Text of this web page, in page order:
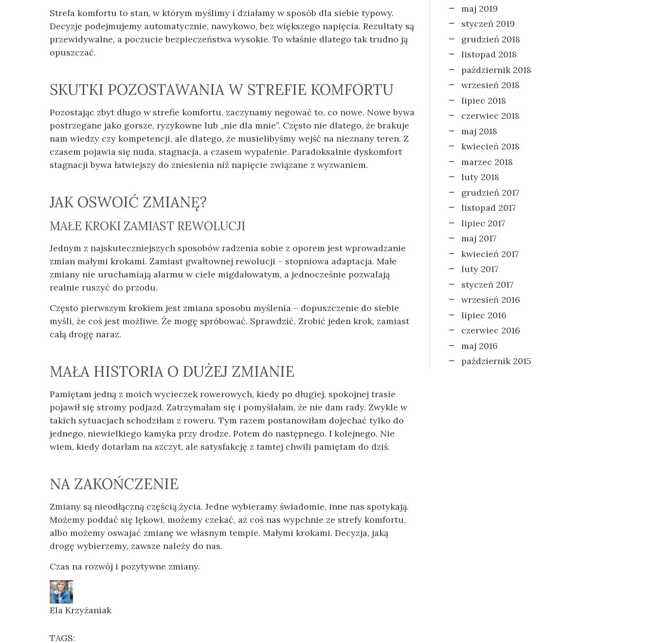
Strefa komfortu to stan, w którym myślimy i działamy w sposób dla siebie typowy.
Decyzje podejmujemy automatycznie, nawykowo, bez większego napięcia. Rezultaty są
przewidywalne, a poczucie bezpieczeństwa wysokie. To właśnie dlatego tak trudno ją
opuszczać.
SKUTKI POZOSTAWANIA W STREFIE KOMFORTU
Pozostając zbyt długo w strefie komfortu, zaczynamy negować to, co nowe. Nowe bywa
postrzegane jako gorsze, ryzykowne lub „nie dla mnie”. Często nie dlatego, że brakuje
nam wiedzy czy kompetencji, ale dlatego, że musielibyśmy wejść na nieznany teren. Z
czasem pojawia się nuda, stagnacja, a czasem wypalenie. Paradoksalnie dyskomfort
stagnacji bywa łatwiejszy do zniesienia niż napięcie związane z wyzwaniem.
JAK OSWOIĆ ZMIANĘ?
MAŁE KROKI ZAMIAST REWOLUCJI
Jednym z najskuteczniejszych sposobów radzenia sobie z oporem jest wprowadzanie
zmian małymi krokami. Zamiast gwałtownej rewolucji – stopniowa adaptacja. Małe
zmiany nie uruchamiają alarmu w ciele migdałowatym, a jednocześnie pozwalają
realnie ruszyć do przodu.
Często pierwszym krokiem jest zmiana sposobu myślenia – dopuszczenie do siebie
myśli, że coś jest możliwe. Że mogę spróbować. Sprawdzić. Zrobić jeden krok, zamiast
całą drogę naraz.
MAŁA HISTORIA O DUŻEJ ZMIANIE
Pamiętam jedną z moich wycieczek rowerowych, kiedy po długiej, spokojnej trasie
pojawił się stromy podjazd. Zatrzymałam się i pomyślałam, że nie dam rady. Zwykle w
takich sytuacjach schodziłam z roweru. Tym razem postanowiłam dojechać tylko do
jednego, niewielkiego kamyka przy drodze. Potem do następnego. I kolejnego. Nie
wiem, kiedy dotarłam na szczyt, ale satysfakcję z tamtej chwili pamiętam do dziś.
NA ZAKOŃCZENIE
Zmiany są nieodłączną częścią życia. Jedne wybieramy świadomie, inne nas spotykają.
Możemy poddać się lękowi, możemy czekać, aż coś nas wypchnie ze strefy komfortu,
albo możemy oswajać zmianę we własnym tempie. Małymi krokami. Decyzja, jaką
drogę wybierzemy, zawsze należy do nas.
Czas na rozwój i pozytywne zmiany.
Ela Krzyżaniak
TAGS:
maj 2019
styczeń 2019
grudzień 2018
listopad 2018
październik 2018
wrzesień 2018
lipiec 2018
czerwiec 2018
maj 2018
kwiecień 2018
marzec 2018
luty 2018
grudzień 2017
listopad 2017
lipiec 2017
maj 2017
kwiecień 2017
luty 2017
styczeń 2017
wrzesień 2016
lipiec 2016
czerwiec 2016
maj 2016
październik 2015